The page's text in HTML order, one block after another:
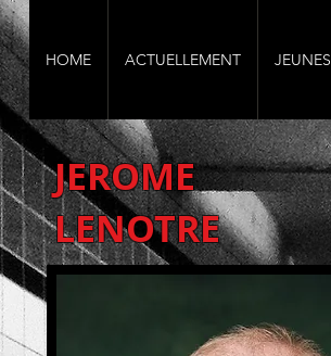
HOME ACTUELLEMENT JEUNES
JEROME
LENOTRE